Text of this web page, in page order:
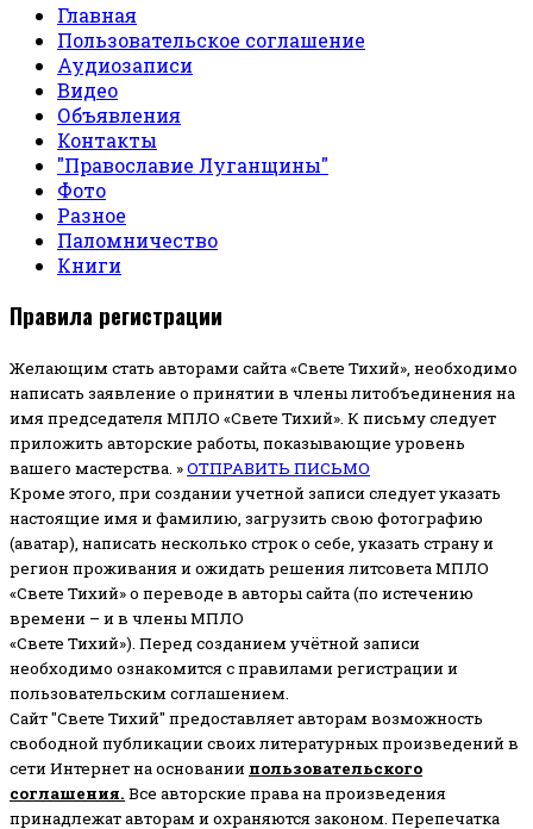
Главная
Пользовательское соглашение
Аудиозаписи
Видео
Объявления
Контакты
"Православие Луганщины"
Фото
Разное
Паломничество
Книги
Правила регистрации
Желающим стать авторами сайта «Свете Тихий», необходимо
написать заявление о принятии в члены литобъединения на
имя председателя МПЛО «Свете Тихий». К письму следует
приложить авторские работы, показывающие уровень
вашего мастерства. »ОТПРАВИТЬ ПИСЬМО
Кроме этого, при создании учетной записи следует указать
настоящие имя и фамилию, загрузить свою фотографию
(аватар), написать несколько строк о себе, указать страну и
регион проживания и ожидать решения литсовета МПЛО
«Свете Тихий» о переводе в авторы сайта (по истечению
времени – и в члены МПЛО
«Свете Тихий»). Перед созданием учётной записи
необходимо ознакомится с правилами регистрации и
пользовательским соглашением.
Сайт "Свете Тихий" предоставляет авторам возможность
свободной публикации своих литературных произведений в
сети Интернет на основании пользовательского
соглашения. Все авторские права на произведения
принадлежат авторам и охраняются законом. Перепечатка